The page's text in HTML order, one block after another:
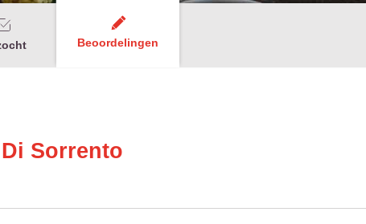
Beoordelingen
Sorrento